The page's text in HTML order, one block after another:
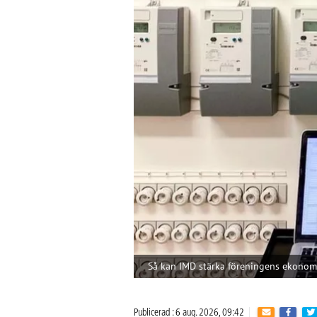
Så kan IMD stärka föreningens
Publicerad : 6 aug. 2026, 09:42